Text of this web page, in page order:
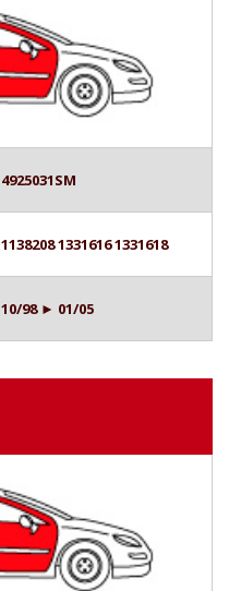
4925031SM
1138208 1331616 1331618
10/98 ► 01/05